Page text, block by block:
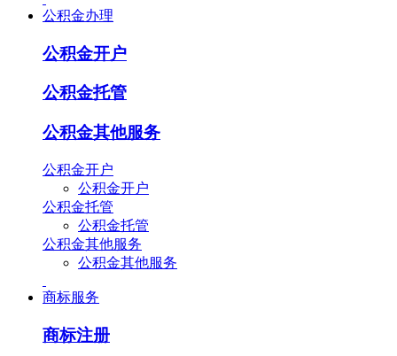
公积金办理
公积金开户
公积金托管
公积金其他服务
公积金开户
公积金开户
公积金托管
公积金托管
公积金其他服务
公积金其他服务
商标服务
商标注册